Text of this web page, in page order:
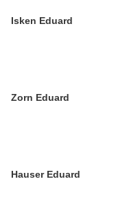
Isken Eduard
Zorn Eduard
Hauser Eduard